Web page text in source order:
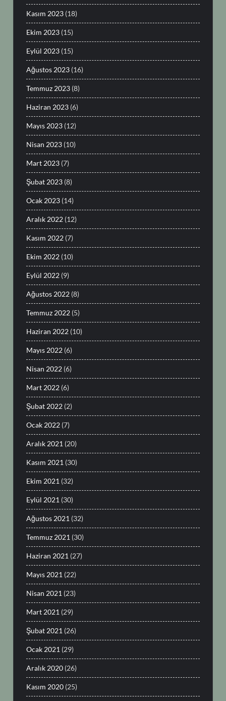
Kasım 2023 (18)
Ekim 2023 (15)
Eylül 2023 (15)
Ağustos 2023 (16)
Temmuz 2023 (8)
Haziran 2023 (6)
Mayıs 2023 (12)
Nisan 2023 (10)
Mart 2023 (7)
Şubat 2023 (8)
Ocak 2023 (14)
Aralık 2022 (12)
Kasım 2022 (7)
Ekim 2022 (10)
Eylül 2022 (9)
Ağustos 2022 (8)
Temmuz 2022 (5)
Haziran 2022 (10)
Mayıs 2022 (6)
Nisan 2022 (6)
Mart 2022 (6)
Şubat 2022 (2)
Ocak 2022 (7)
Aralık 2021 (20)
Kasım 2021 (30)
Ekim 2021 (32)
Eylül 2021 (30)
Ağustos 2021 (32)
Temmuz 2021 (30)
Haziran 2021 (27)
Mayıs 2021 (22)
Nisan 2021 (23)
Mart 2021 (29)
Şubat 2021 (26)
Ocak 2021 (29)
Aralık 2020 (26)
Kasım 2020 (25)